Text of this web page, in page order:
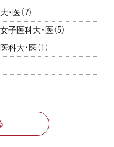
・医（7）
子医科大・医（5）
科大・医（1）